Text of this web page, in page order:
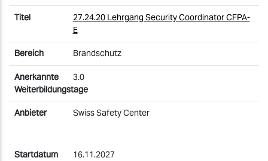
27.24.20 Lehrgang Security Coordinator CFPA-
E
Brandschutz
3.0
Swiss Safety Center
16.11.2027